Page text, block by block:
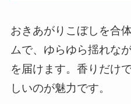
おきあがりこぼしを合
ムで、ゆらゆら揺れな
を届けます。香りだけ
しいのが魅力です。